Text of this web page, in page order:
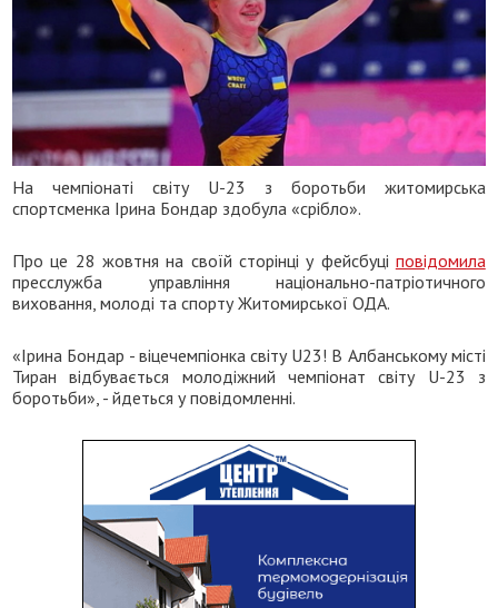
На чемпіонаті світу U-23 з боротьби житомирська
спортсменка Ірина Бондар здобула «срібло».
Про це 28 жовтня на своїй сторінці у фейсбуці повідомила
пресслужба управління національно-патріотичного
виховання, молоді та спорту Житомирської ОДА.
«Ірина Бондар - віцечемпіонка світу U23! В Албанському місті
Тиран відбувається молодіжний чемпіонат світу U-23 з
боротьби», - йдеться у повідомленні.